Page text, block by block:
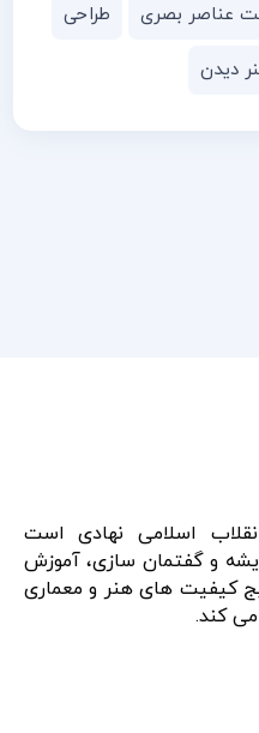
عناصر بصری طراحی
دیدن
اسلامی نهادی است
و گفتمان سازی، آموزش
کیفیت های هنر و معماری
کند.